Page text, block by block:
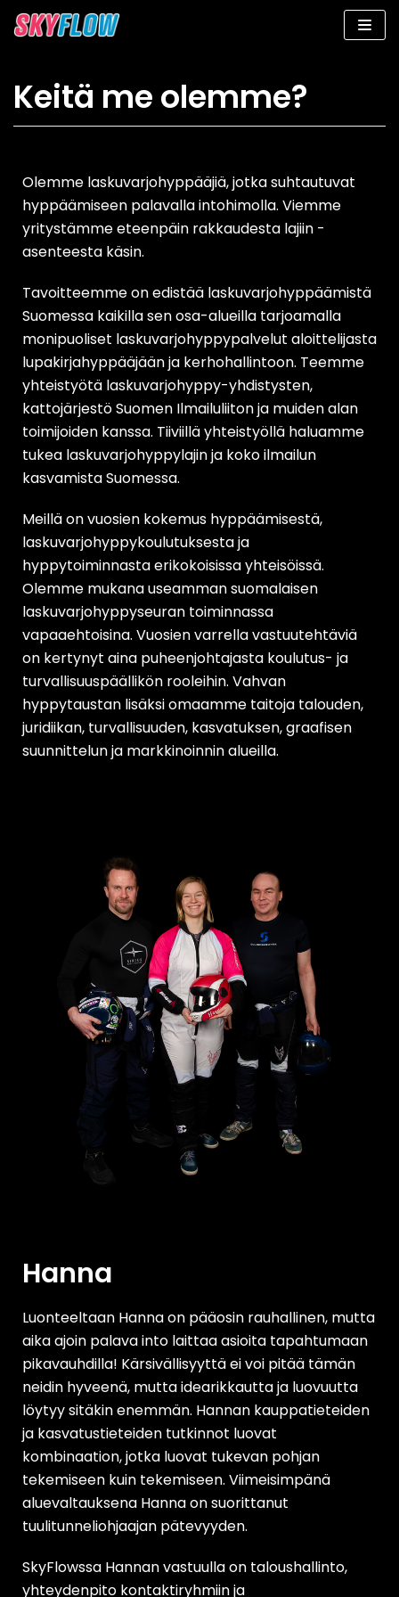
Siirry
suoraan
Keitä me olemme?
Olemme laskuvarjohyppääjiä, jotka suhtautuvat
hyppäämiseen palavalla intohimolla. Viemme
yritystämme eteenpäin rakkaudesta lajiin -
asenteesta käsin.
Tavoitteemme on edistää laskuvarjohyppäämistä
Suomessa kaikilla sen osa-alueilla tarjoamalla
monipuoliset laskuvarjohyppypalvelut aloittelijasta
lupakirjahyppääjään ja kerhohallintoon. Teemme
yhteistyötä laskuvarjohyppy-yhdistysten,
kattojärjestö Suomen Ilmailuliiton ja muiden alan
toimijoiden kanssa. Tiiviillä yhteistyöllä haluamme
tukea laskuvarjohyppylajin ja koko ilmailun
kasvamista Suomessa.
Meillä on vuosien kokemus hyppäämisestä,
laskuvarjohyppykoulutuksesta ja
hyppytoiminnasta erikokoisissa yhteisöissä.
Olemme mukana useamman suomalaisen
laskuvarjohyppyseuran toiminnassa
vapaaehtoisina. Vuosien varrella vastuutehtäviä
on kertynyt aina puheenjohtajasta koulutus- ja
turvallisuuspäällikön rooleihin. Vahvan
hyppytaustan lisäksi omaamme taitoja talouden,
juridiikan, turvallisuuden, kasvatuksen, graafisen
suunnittelun ja markkinoinnin alueilla.
Hanna
Luonteeltaan Hanna on pääosin rauhallinen, mutta
aika ajoin palava into laittaa asioita tapahtumaan
pikavauhdilla! Kärsivällisyyttä ei voi pitää tämän
neidin hyveenä, mutta idearikkautta ja luovuutta
löytyy sitäkin enemmän. Hannan kauppatieteiden
ja kasvatustieteiden tutkinnot luovat
kombinaation, jotka luovat tukevan pohjan
tekemiseen kuin tekemiseen. Viimeisimpänä
aluevaltauksena Hanna on suorittanut
tuulitunneliohjaajan pätevyyden.
SkyFlowssa Hannan vastuulla on taloushallinto,
yhteydenpito kontaktiryhmiin ja